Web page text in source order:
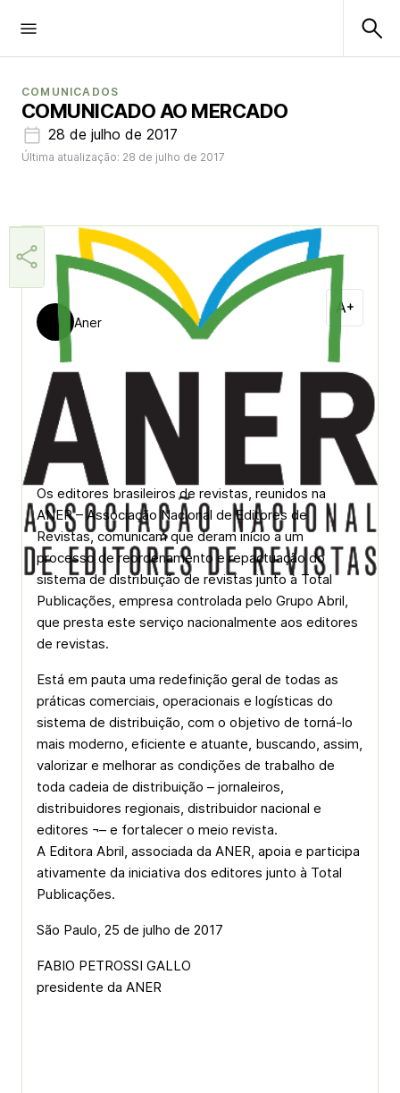
COMUNICADOS
COMUNICADO AO MERCADO
28 de julho de 2017
Última atualização: 28 de julho de 2017
Aner
Os editores brasileiros de revistas, reunidos na
ANER – Associação Nacional de Editores de
Revistas, comunicam que deram início a um
processo de reordenamento e repactuação do
sistema de distribuição de revistas junto à Total
Publicações, empresa controlada pelo Grupo Abril,
que presta este serviço nacionalmente aos editores
de revistas.
Está em pauta uma redefinição geral de todas as
práticas comerciais, operacionais e logísticas do
sistema de distribuição, com o objetivo de torná-lo
mais moderno, eficiente e atuante, buscando, assim,
valorizar e melhorar as condições de trabalho de
toda cadeia de distribuição – jornaleiros,
distribuidores regionais, distribuidor nacional e
editores ¬– e fortalecer o meio revista.
A Editora Abril, associada da ANER, apoia e participa
ativamente da iniciativa dos editores junto à Total
Publicações.
São Paulo, 25 de julho de 2017
FABIO PETROSSI GALLO
presidente da ANER